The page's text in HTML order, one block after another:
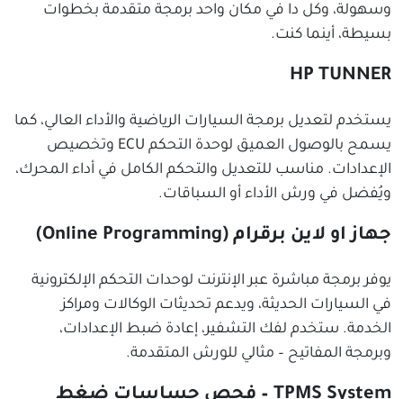
وسهولة، وكل دا في مكان واحد برمجة متقدمة بخطوات
بسيطة، أينما كنت.
HP TUNNER
يستخدم لتعديل برمجة السيارات الرياضية والأداء العالي، كما
يسمح بالوصول العميق لوحدة التحكم ECU وتخصيص
الإعدادات. مناسب للتعديل والتحكم الكامل في أداء المحرك،
ويُفضل في ورش الأداء أو السباقات.
جهاز او لاين برقرام (Online Programming)
يوفر برمجة مباشرة عبر الإنترنت لوحدات التحكم الإلكترونية
في السيارات الحديثة، ويدعم تحديثات الوكالات ومراكز
الخدمة. ستخدم لفك التشفير، إعادة ضبط الإعدادات،
وبرمجة المفاتيح – مثالي للورش المتقدمة.